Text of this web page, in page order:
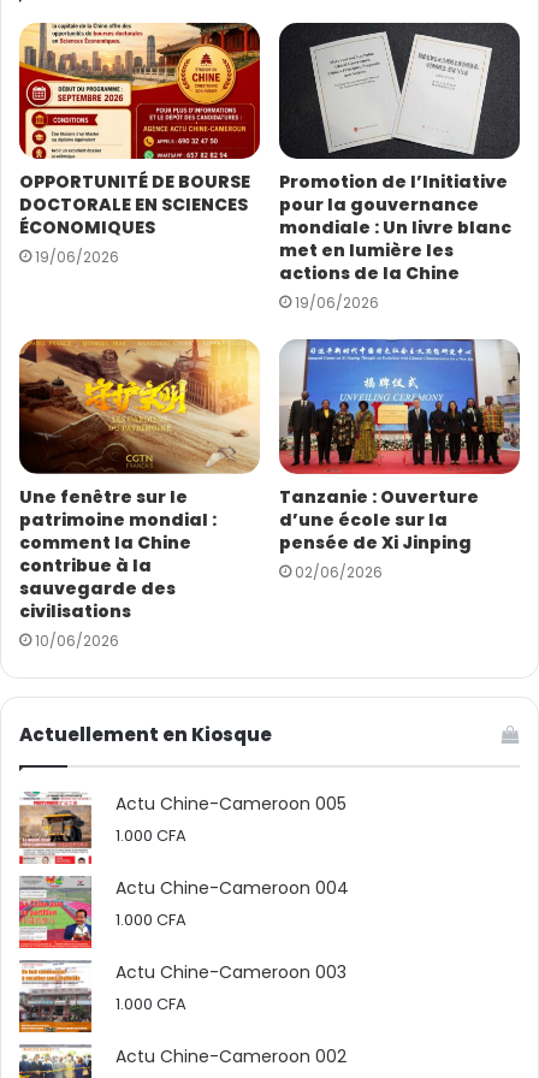
vidéos du programme ont été utilisées par 549
chaînes de télévision et plateformes de nouveaux
médias dans 91 pays et régions, et les reportages
concernés ont été reproduits et cités une dizaine de
milliers de fois par plus de 1 000 grands médias
étrangers.
r
e
a
d
s
s
e
E
m
OPPORTUNITÉ DE BOURSE
DOCTORALE EN SCIENCES
ÉCONOMIQUES
19/06/2026
Promotion de l’Initiative
pour la gouvernance
mondiale : Un livre blanc
met en lumière les
actions de la Chine
19/06/2026
Une fenêtre sur le
patrimoine mondial :
comment la Chine
contribue à la
sauvegarde des
civilisations
10/06/2026
Tanzanie : Ouverture
d’une école sur la
pensée de Xi Jinping
02/06/2026
Actuellement en Kiosque
Actu Chine-Cameroon 005
1.000 CFA
Actu Chine-Cameroon 004
1.000 CFA
Actu Chine-Cameroon 003
1.000 CFA
Actu Chine-Cameroon 002